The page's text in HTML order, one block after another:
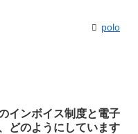
polo
インボイス制度と電子
どのようにしています